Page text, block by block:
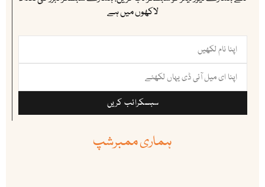
لاکھوں میں ہے
سبسکرائب کریں
ہماری ممبرشپ